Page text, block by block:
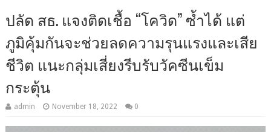
ปลัด สธ. แจงติดเชื้อ “โควิด” ซ้ำได้ แต่
ภูมิคุ้มกันจะช่วยลดความรุนแรงและเสีย
ชีวิต แนะกลุ่มเสี่ยงรีบรับวัคซีนเข็ม
กระตุ้น
admin November 18, 2022 0